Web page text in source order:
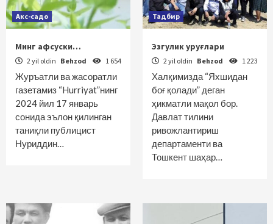
Акс-садо
Минг афсуски…
2 yil oldin Behzod 1 654
Журъатли ва жасоратли
газетамиз “Hurriyat”нинг
2024 йил 17 январь
сонида эълон қилинган
таниқли пуб­лицист
Нуриддин…
Тадбир
Эзгулик уруғлари
2 yil oldin Behzod 1 223
Халқимизда “Яхшидан
боғ қолади” деган
ҳикматли мақол бор.
Давлат тилини
ривожлантириш
департаменти ва
Тошкент шаҳар…